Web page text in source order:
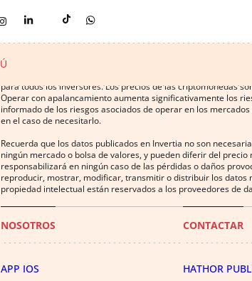
Operar con instrumentos financieros o criptomonedas
para todos los inversores. Los precios de las criptomonedas
Operar con apalancamiento aumenta significativamente los
informado de los riesgos asociados de operar en los
en el caso de necesitarlo.
Recuerda que los datos publicados en Invertia no son
ningún mercado o bolsa de valores, y pueden diferir del
responsabilizará en ningún caso de las pérdidas o daños
reproducir, mostrar, modificar, transmitir o distribuir los datos
propiedad intelectual están reservados a los proveedores de
NOSOTROS
APP IOS
CONTACTAR
HATHOR